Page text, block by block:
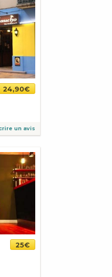
24,90€
un avis
25€